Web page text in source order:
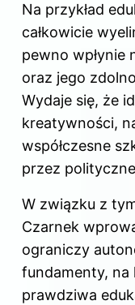
Na przykład
całkowicie
pewno wpłynie
oraz jego
Wydaje się, że
kreatywności,
współczesne
przez
W związku z
Czarnek
ograniczy
fundamenty,
prawdziwa